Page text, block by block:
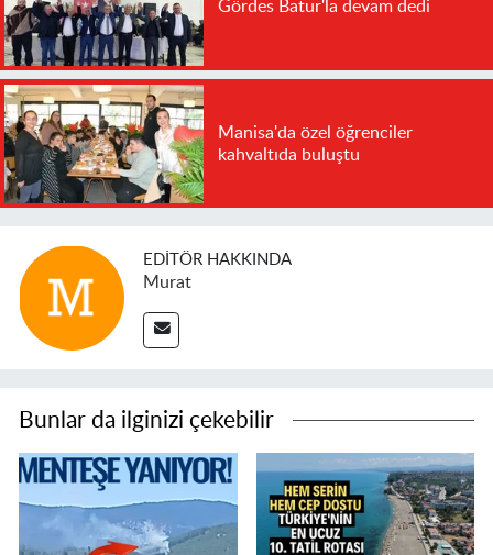
Gördes Batur'la devam dedi
Manisa'da özel öğrenciler
kahvaltıda buluştu
EDITÖR HAKKINDA
Murat
Bunlar da ilginizi çekebilir